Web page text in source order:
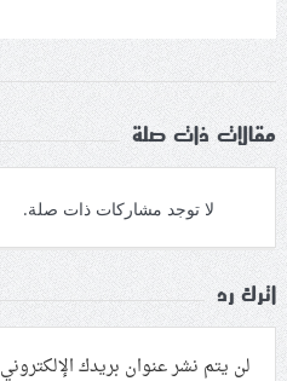
مقالات ذات صلة
لا توجد مشاركات ذات صلة.
اترك رد
لن يتم نشر عنوان بريدك